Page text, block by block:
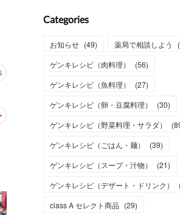
Categories
お知らせ (49) 薬局で相談しよう (
ゲンキレシピ（肉料理）
(56)
ゲンキレシピ（魚料理）
(27)
ゲンキレシピ（卵・豆腐料理）
(30)
ゲンキレシピ（野菜料理・サラダ）
(
ゲンキレシピ（ごはん・麺）
(39)
ゲンキレシピ（スープ・汁物）
(21)
ゲンキレシピ（デザート・ドリンク）
class A セレクト商品 (29)